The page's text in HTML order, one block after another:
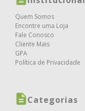
Quem Somos
Encontre uma Loja
Fale Conosco
Cliente Mais
GPA
Política de Privacidade
Categorias